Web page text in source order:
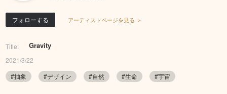
フォローする アーティストページを見る ＞
Title: Gravity
2021/3/22
#抽象
#デザイン #自然 #生命 #宇宙